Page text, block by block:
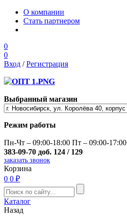
О компании
Стать партнером
0
0
Вход /Регистрация
Выбранный магазин
Режим работы
Пн-Чт – 09:00-18:00 Пт – 09:00-17:00
383-09-70 доб. 124 / 129
заказать звонок
Корзина
0 0 ₽
Каталог
Назад